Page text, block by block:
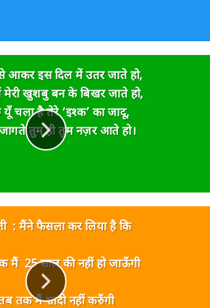
आकर इस दिल में उतर जाते हो,
मेरी खुशबु बन के बिखर जाते हो,
चला है तेरे ‘इश्क’ का जादू,
तुम ही तुम नज़र आते हो।
: मैंने फैसला कर लिया है कि
मैं 25 साल की नहीं हो जाऊँगी
तक मैं शादी नहीं करुँगी